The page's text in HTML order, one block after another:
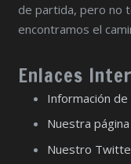
de partida, pero no
encontramos el
Enlaces
Información
Nuestra
Nuestro